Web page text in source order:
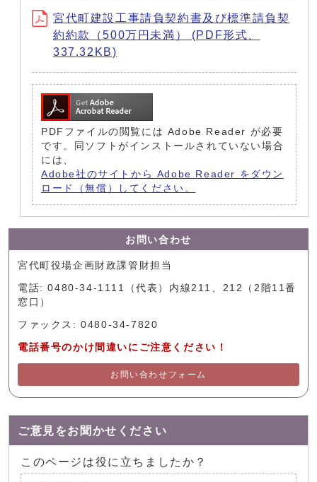
宮代町建設工事請負契約書及び標準請負契
約約款（500万円未満） (PDF形式、
337.32KB)
PDFファイルの閲覧には Adobe Reader が必要
です。同ソフトがインストールされていない場合
には、
Adobe社のサイトから Adobe Reader をダウン
ロード（無償）してください。
お問い合わせ
宮代町役場企画財政課管財担当
電話: 0480-34-1111（代表）内線211、212（2階11番
窓口）
ファックス: 0480-34-7820
電話番号のかけ間違いにご注意ください！
お問い合わせフォーム
ご意見をお聞かせください
このページは役に立ちましたか？